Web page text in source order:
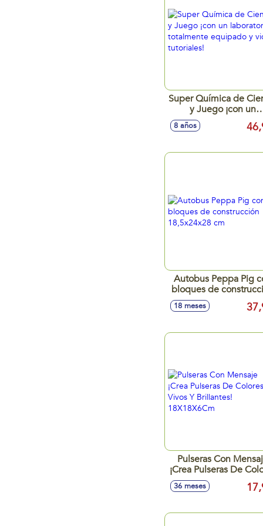
Super Química de
y Juego ¡con un
laboratorio
equipado y video
8 años
Autobus Peppa Pig
bloques de
18,5x24x28 cm
18 meses
Pulseras Con
¡Crea Pulseras De
Vivos Y Brillantes!
18X18X6Cm
36 meses